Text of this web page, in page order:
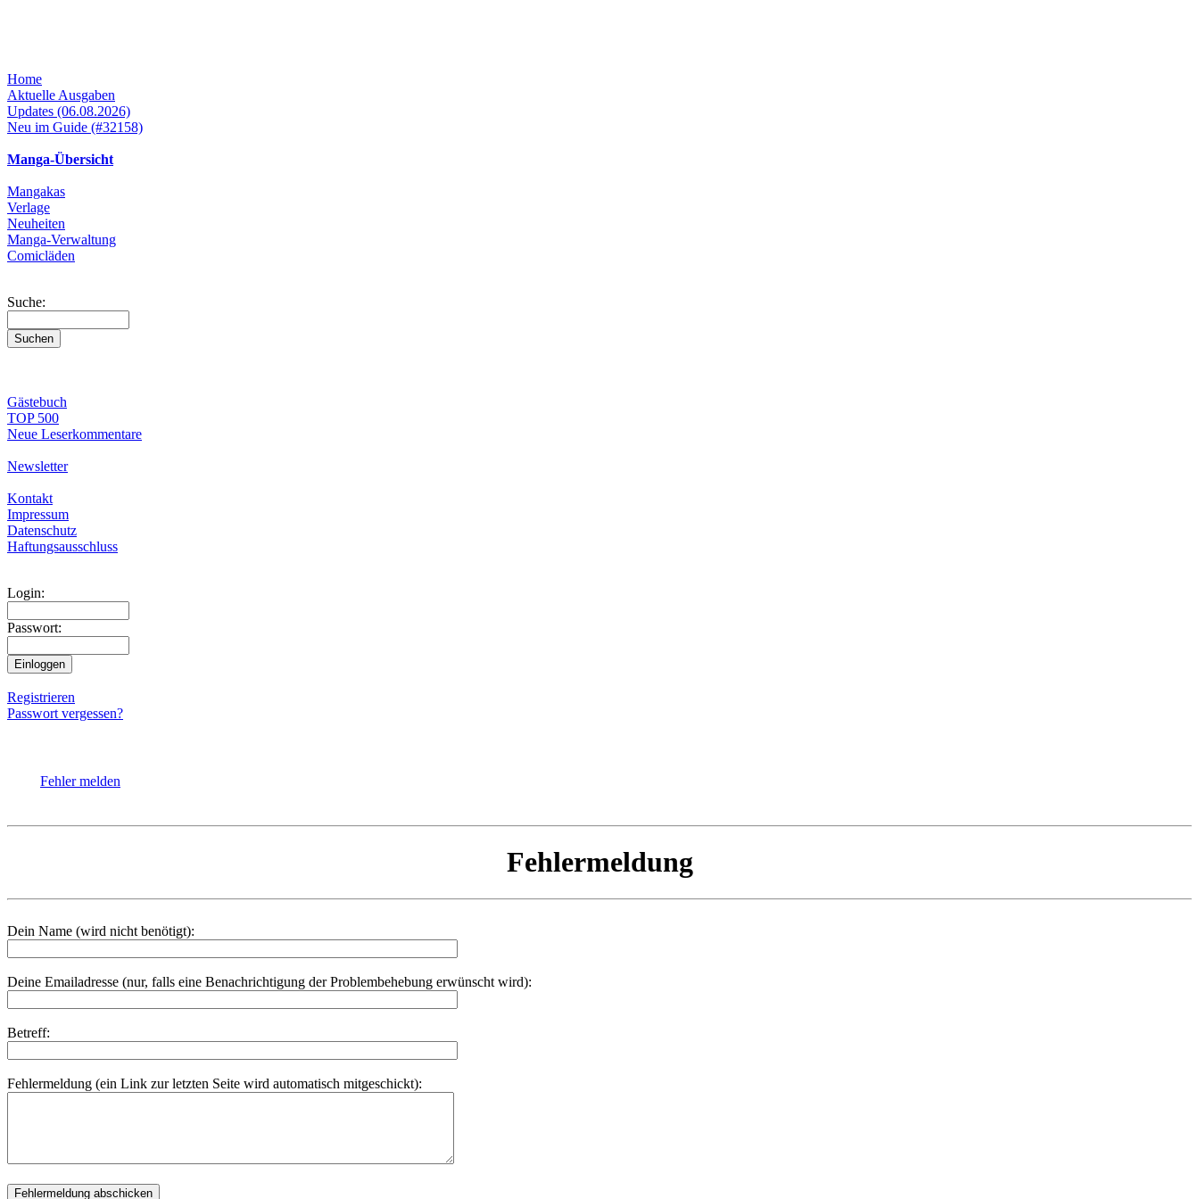
Home
Aktuelle Ausgaben
Updates (06.08.2026)
Neu im Guide (#32158)
Manga-Übersicht
Mangakas
Verlage
Neuheiten
Manga-Verwaltung
Comicläden
Suche:
Gästebuch
TOP 500
Neue Leserkommentare
Newsletter
Kontakt
Impressum
Datenschutz
Haftungsausschluss
Login:
Passwort:
Registrieren
Passwort vergessen?
Fehler melden
Fehlermeldung
Dein Name (wird nicht benötigt):
Deine Emailadresse (nur, falls eine Benachrichtigung der Problembehebung erwünscht wird):
Betreff:
Fehlermeldung (ein Link zur letzten Seite wird automatisch mitgeschickt):
Fehlermeldung abschicken